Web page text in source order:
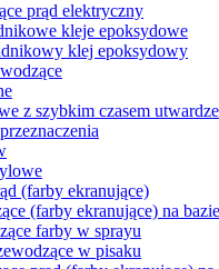
prąd elektryczny
kleje epoksydowe
klej epoksydowy
z szybkim czasem
(farby ekranujące)
(farby ekranujące) na
farby w sprayu
w pisaku